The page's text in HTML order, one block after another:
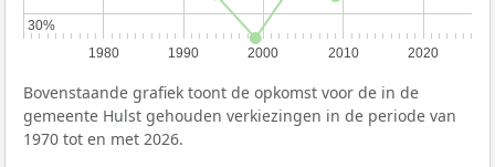
1980 1990 2000 2010 2020
30%
30%
Bovenstaande grafiek toont de opkomst voor de in de
gemeente Hulst gehouden verkiezingen in de periode van
1970 tot en met 2026.